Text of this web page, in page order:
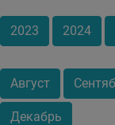
2023 2024
Август
Декабрь